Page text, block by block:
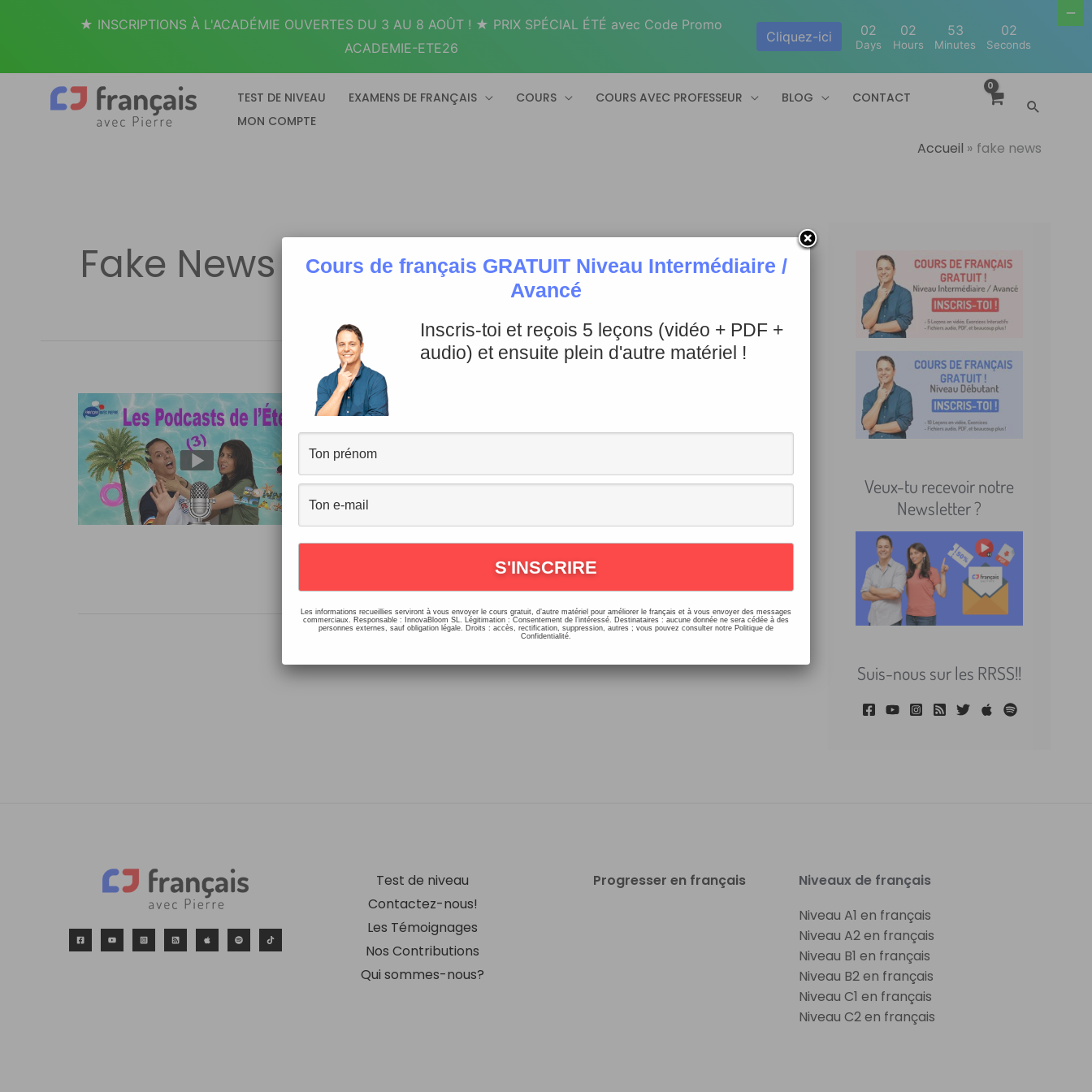
TEST DE NIVEAU EXAMENS DE FRANÇAIS COURS COURS AVEC PROFESSEUR BLOG
CONTACT
MON COMPTE
Accueil fake news
Fake News
5 Min. de Français : Mensonges, Fake news
et Fausses croyances
12 commentaires/Podcasts, Histoires, Dialogues,Vocabulaire, Expressions/
19/08/2018
Bonjour ! Pour ce troisième épisode des Podcasts de l’été, nous
croyances ! N’hésitez pas […]
Veux-tu recevoir notre
Newsletter ?
Suis-nous sur les RRSS!!
Test de niveau
Contactez-nous!
Les Témoignages
Nos Contributions
Qui sommes-nous?
Progresser en français
Niveaux de français
Niveau A1 en français
Niveau A2 en français
Niveau B1 en français
Niveau B2 en français
Niveau C1 en français
Niveau C2 en français
Cours de français GRATUIT Niveau Intermédiaire /
Avancé
Inscris-toi et reçois 5 leçons (vidéo + PDF +
audio) et ensuite plein d'autre matériel !
Les informations recueillies serviront à vous envoyer le cours gratuit, d’autre matériel pour améliorer le français et à vous envoyer des messages
commerciaux. Responsable : InnovaBloom SL. Légitimation : Consentement de l’intéressé. Destinataires : aucune donnée ne sera cédée à des
personnes externes, sauf obligation légale. Droits : accès, rectification, suppression, autres ; vous pouvez consulter notre Politique de
Confidentialité.
★ INSCRIPTIONS À L'ACADÉMIE OUVERTES DU 3 AU 8 AOÛT ! ★ PRIX SPÉCIAL ÉTÉ avec Code Promo
ACADEMIE-ETE26
Cliquez-ici 02
Days
02
Hours
53
Minutes
02
Seconds